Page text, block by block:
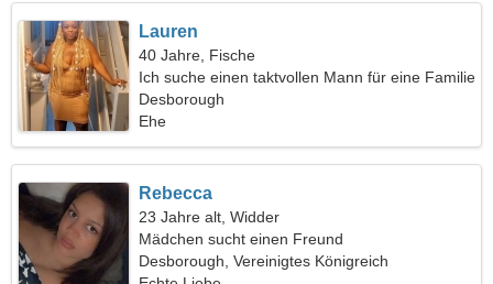
Lauren
40 Jahre, Fische
Ich suche einen taktvollen Mann für eine Familie
Desborough
Ehe
Rebecca
23 Jahre alt, Widder
Mädchen sucht einen Freund
Desborough, Vereinigtes Königreich